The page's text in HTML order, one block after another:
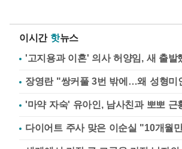
이시간 핫뉴스
'고지용과 이혼' 의사 허양임, 새 출발
장영란 "쌍커풀 3번 밖에…왜 성형미
'마약 자숙' 유아인, 남사친과 뽀뽀 근
다이어트 주사 맞은 이순실 "10개월